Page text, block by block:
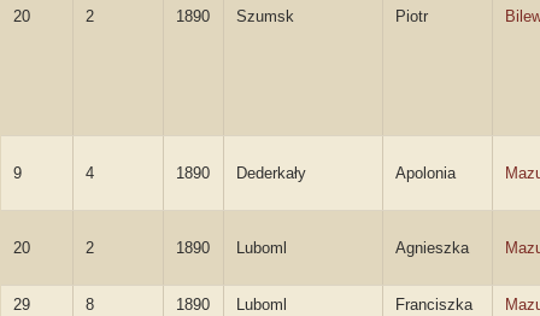
20 2 1890 Szumsk Piotr
9 4 1890 Dederkały Apolonia
20 2 1890 Luboml Agnieszka
29 8 1890 Luboml Franciszka